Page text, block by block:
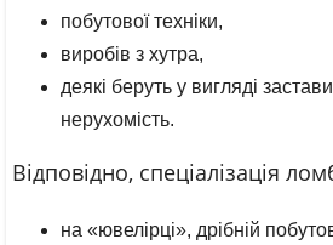
побутової техніки,
виробів з хутра,
деякі беруть у вигляді
нерухомість.
Відповідно, спеціалізація
на «ювелірці», дрібній